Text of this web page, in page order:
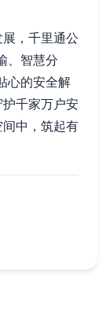
，千里通公
、智慧分
心的安全解
千家万户安
中，筑起有